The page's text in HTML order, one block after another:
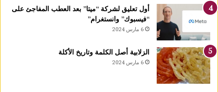
ق
ي
ع
أول تعليق لشركة “ميتا” بعد العطب المفاجئ على
“فيسبوك” وانستغرام”
6 مارس 2024
الزلابية أصل الكلمة وتاريخ الأكلة
6 مارس 2024